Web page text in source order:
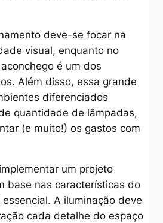
deve-se focar na
visual, enquanto no
é um dos
Além disso, essa grande
diferenciados
quantidade de lâmpadas,
(e muito!) os gastos com
um projeto
base nas características do
A iluminação deve
cada detalhe do espaço